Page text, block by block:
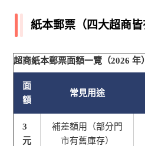
紙本郵票（四大超商皆
超商紙本郵票面額一覽（2026 年）
面
額
常見用途
3
元
補差額用（部分門
市有舊庫存）